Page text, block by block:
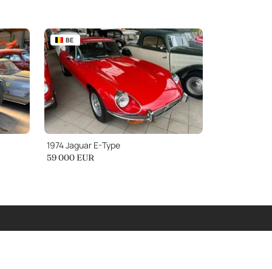
BE
1974 Jaguar E-Type
59 000 EUR